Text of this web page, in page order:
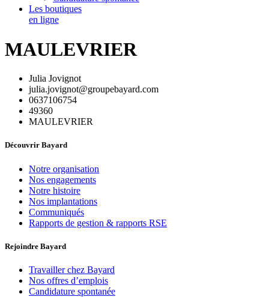
Les boutiques
en ligne
MAULEVRIER
Julia Jovignot
julia.jovignot@groupebayard.com
0637106754
49360
MAULEVRIER
Découvrir Bayard
Notre organisation
Nos engagements
Notre histoire
Nos implantations
Communiqués
Rapports de gestion & rapports RSE
Rejoindre Bayard
Travailler chez Bayard
Nos offres d’emplois
Candidature spontanée